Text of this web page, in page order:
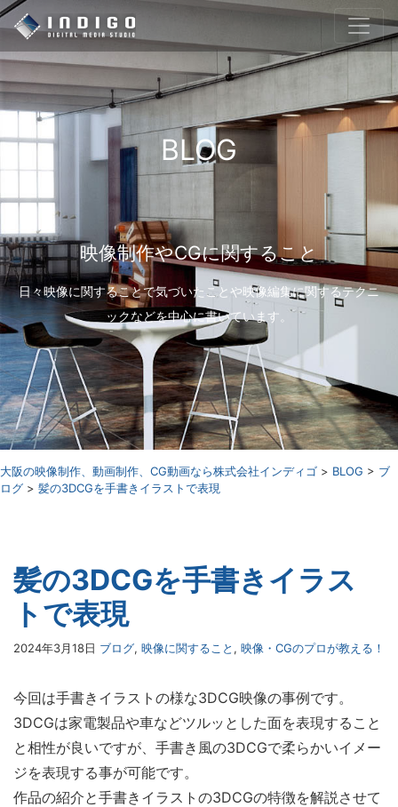
BLOG
映像制作やCGに関すること
日々映像に関することで気づいたことや映像編集に関するテクニ
ックなどを中心に書いています。
⼤阪の映像制作、動画制作、CG動画なら株式会社インディゴ > BLOG > ブ
ログ > 髪の3DCGを手書きイラストで表現
髪の3DCGを手書きイラス
トで表現
2024年3月18日 ブログ, 映像に関すること , 映像・CGのプロが教える！
今回は手書きイラストの様な3DCG映像の事例です。
3DCGは家電製品や車などツルッとした面を表現すること
と相性が良いですが、手書き風の3DCGで柔らかいイメー
ジを表現する事が可能です。
作品の紹介と手書きイラストの3DCGの特徴を解説させて